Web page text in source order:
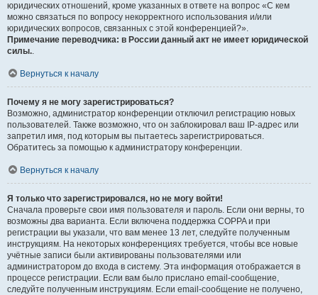
юридических отношений, кроме указанных в ответе на вопрос «С кем
можно связаться по вопросу некорректного использования и/или
юридических вопросов, связанных с этой конференцией?».
Примечание переводчика: в России данный акт не имеет юридической
силы..
Вернуться к началу
Почему я не могу зарегистрироваться?
Возможно, администратор конференции отключил регистрацию новых
пользователей. Также возможно, что он заблокировал ваш IP-адрес или
запретил имя, под которым вы пытаетесь зарегистрироваться.
Обратитесь за помощью к администратору конференции.
Вернуться к началу
Я только что зарегистрировался, но не могу войти!
Сначала проверьте свои имя пользователя и пароль. Если они верны, то
возможны два варианта. Если включена поддержка COPPA и при
регистрации вы указали, что вам менее 13 лет, следуйте полученным
инструкциям. На некоторых конференциях требуется, чтобы все новые
учётные записи были активированы пользователями или
администратором до входа в систему. Эта информация отображается в
процессе регистрации. Если вам было прислано email-сообщение,
следуйте полученным инструкциям. Если email-сообщение не получено,